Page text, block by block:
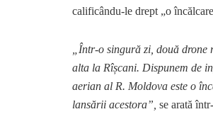
calificându-le drept „o
„Într-o singură zi, două
alta la Rîșcani. Dispunem de
aerian al R. Moldova este o
lansării acestora”, se arată